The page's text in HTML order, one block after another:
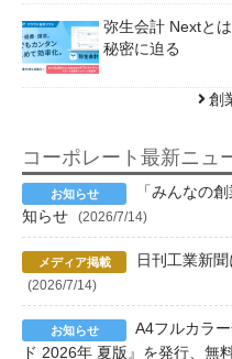
弥生会計 Nextと
秘密に迫る
創
コーポレート最新ニュ
「みんなの
知らせ
(2026/7/14)
日刊工業新
(2026/7/14)
A4フルカラ
ド 2026年 夏版』を発行、無